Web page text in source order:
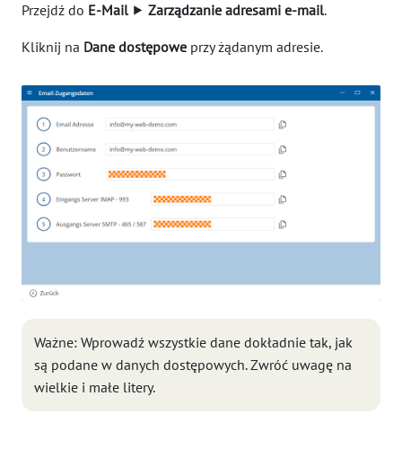
Przejdź do E-Mail⯈ Zarządzanie adresami e-mail.
Kliknij na Dane dostępowe przy żądanym adresie.
Ważne: Wprowadź wszystkie dane dokładnie tak, jak
są podane w danych dostępowych. Zwróć uwagę na
wielkie i małe litery.